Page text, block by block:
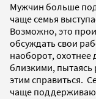
Мужчин больше
чаще семья
Возможно, это
обсуждать свои
наоборот, охотнее
близкими, пытаясь
этим справиться.
чаще